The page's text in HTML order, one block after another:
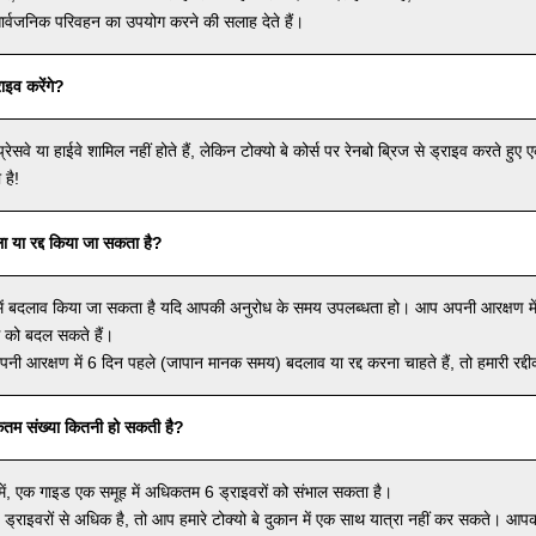
परिवहन का उपयोग करने की सलाह देते हैं।
करेंगे?
या हाईवे शामिल नहीं होते हैं, लेकिन टोक्यो बे कोर्स पर रेनबो ब्रिज से ड्राइव करते हुए
है!
या रद्द किया जा सकता है?
किया जा सकता है यदि आपकी अनुरोध के समय उपलब्धता हो। आप अपनी आरक्षण में
को बदल सकते हैं।
आरक्षण में 6 दिन पहले (जापान मानक समय) बदलाव या रद्द करना चाहते हैं, तो हमारी
संख्या कितनी हो सकती है?
एक गाइड एक समूह में अधिकतम 6 ड्राइवरों को संभाल सकता है।
से अधिक है, तो आप हमारे टोक्यो बे दुकान में एक साथ यात्रा नहीं कर सकते।